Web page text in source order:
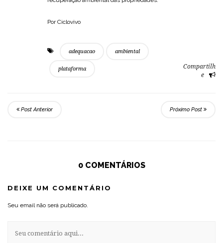
Por Ciclovivo
adequacao ambiental
plataforma
Compartilh
e
Post Anterior Próximo Post
0 COMENTÁRIOS
DEIXE UM COMENTÁRIO
Seu email não será publicado.